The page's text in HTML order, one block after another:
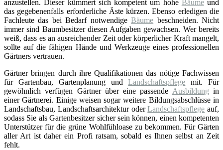
anzustellen. Dieser kümmert sich kompetent um hohe Bäumeund
das gegebenenfalls erforderliche Äste kürzen. Ebenso erledigen die
Fachleute das bei Bedarf notwendigeBäume beschneiden. Nicht
immer sind Baumbesitzer diesen Aufgaben gewachsen. Wer bereits
weiß, dass es an ausreichender Zeit oder körperlicher Kraft mangelt,
sollte auf die fähigen Hände und Werkzeuge eines professionellen
Gärtners vertrauen.
Gärtner bringen durch ihre Qualifikationen das nötige Fachwissen
für Gartenbau, Gartenplanung undLandschaftspflege mit. Für
gewöhnlich verfügen Gärtner über eine passende Ausbildung in
einer Gärtnerei. Einige weisen sogar weitere Bildungsabschlüsse in
Landschaftsbau, Landschaftsarchitektur oderLandschaftspflege auf,
sodass Sie als Gartenbesitzer sicher sein können, einen kompetenten
Unterstützer für die grüne Wohlfühloase zu bekommen. Für Gärten
aller Art ist daher ein Profi ratsam, sobald es Ihnen selbst an Zeit
fehlt.